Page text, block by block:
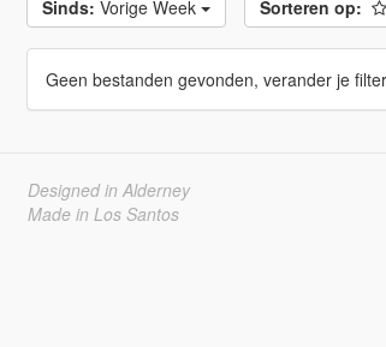
Sinds: Vorige Week Sorteren op:
Geen bestanden gevonden, verander je
Designed in Alderney
Made in Los Santos